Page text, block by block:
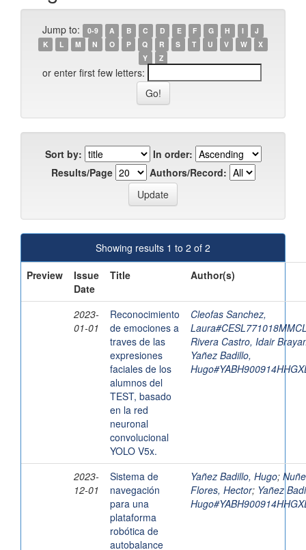
Jump to: 0-9 A B C D E F G H I
J
K
L M N O P Q R S T U V W
X
Y
Z
or enter first few letters:
Sort by:
In order:
Results/Page
Authors/Record:
Showing results 1 to 2 of 2
Preview
Issue
Date
Title Author(s)
2023-
01-01
Reconocimiento
de emociones a
traves de las
expresiones
faciales de los
alumnos del
TEST, basado
en la red
neuronal
convolucional
YOLO V5x.
Cleofas Sanchez,
Rivera Castro, Idair
Yañez Badillo,
2023-
12-01
Sistema de
navegación
para una
plataforma
robótica de
autobalance
Yañez Badillo, Hugo;
Flores, Hector; Yañez